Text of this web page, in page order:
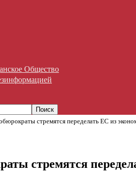
Общество
стремятся переделать ЕС из
стремятся